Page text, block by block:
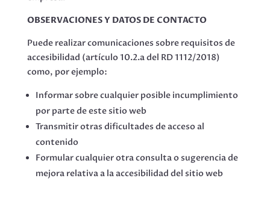
OBSERVACIONES Y DATOS DE CONTACTO
Puede realizar comunicaciones sobre requisitos de
accesibilidad (artículo 10.2.a del RD 1112/2018)
como, por ejemplo:
Informar sobre cualquier posible incumplimiento
por parte de este sitio web
Transmitir otras dificultades de acceso al
contenido
Formular cualquier otra consulta o sugerencia de
mejora relativa a la accesibilidad del sitio web